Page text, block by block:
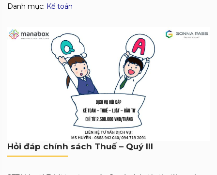
Danh mục: Kế toán
Hỏi đáp chính sách Thuế – Quý III